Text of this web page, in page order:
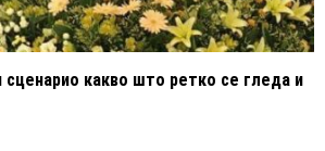
какво што ретко се гледа и